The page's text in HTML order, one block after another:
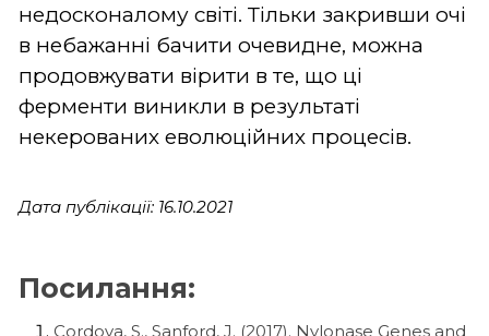
недосконалому світі. Тільки закривши очі
в небажанні бачити очевидне, можна
продовжувати вірити в те, що ці
ферменти виникли в результаті
некерованих еволюційних процесів.
Дата публікації: 16.10.2021
Посилання:
Cordova, S., Sanford, J. (2017). Nylonase Genes and